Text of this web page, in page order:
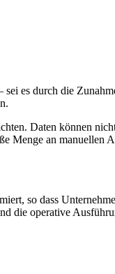
es durch die
Daten können
Menge an manuellen
so dass
die operative